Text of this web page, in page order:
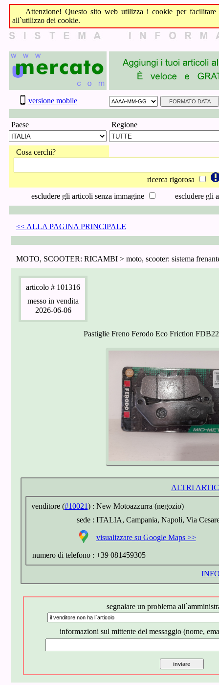
Attenzione! Questo sito web utilizza i cookie per facilitare
all`utilizzo dei cookie.
versione mobile
Paese Regione
Cosa cerchi?
ricerca rigorosa
escludere gli articoli senza immagine
escludere gli
<< ALLA PAGINA PRINCIPALE
MOTO, SCOOTER: RICAMBI > moto, scooter: sistema
articolo # 101316
messo in vendita
2026-06-06
Pastiglie Freno Ferodo Eco Friction
ALTRI
venditore (#10021) : New Motoazzurra (negozio)
sede : ITALIA, Campania, Napoli, Via
visualizzare su Google Maps >>
numero di telefono : +39 081459305
segnalare un problema
informazioni sul mittente del messaggio (nome,